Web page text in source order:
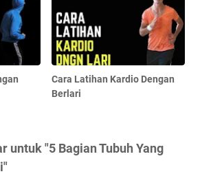
Cara Latihan Kardio Dengan
Berlari
untuk "5 Bagian Tubuh Yang